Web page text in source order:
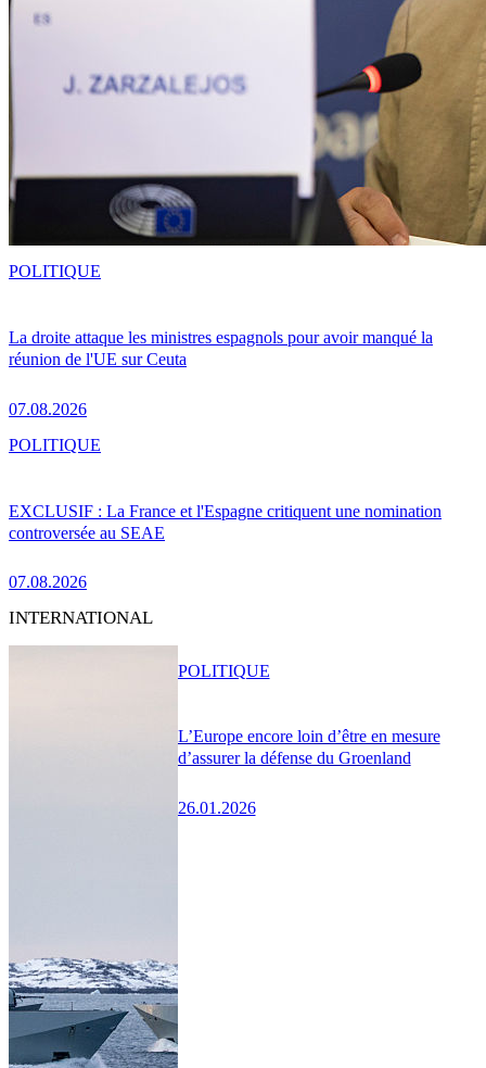
La droite attaque les ministres espagnols pour avoir manqué la
réunion de l'UE sur Ceuta
07.08.2026
POLITIQUE
EXCLUSIF : La France et l'Espagne critiquent une nomination
controversée au SEAE
07.08.2026
POLITIQUE
INTERNATIONAL
L’Europe encore loin d’être en mesure
d’assurer la défense du Groenland
26.01.2026
POLITIQUE